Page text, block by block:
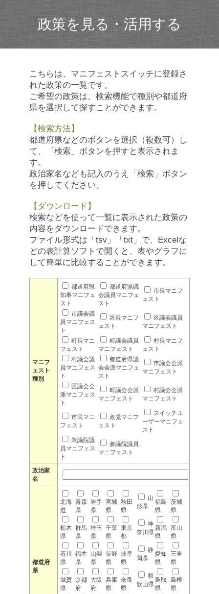
政策を見る・活用する
こちらは、マニフェストスイッチに登録さ
れた政策の一覧です。
ご希望の政策は、検索機能で種別や都道府
県を選択して探すことができます。
【検索方法】
都道府県などのボタンを選択（複数可）し
て、「検索」ボタンを押すと表示されま
す。
政治家名なども記入のうえ「検索」ボタン
を押してください。
【ダウンロード】
検索などを使って一覧に表示された政策の
内容をダウンロードできます。
ファイル形式は「tsv」「txt」で、Excelな
どの表計算ソフトで開くと、表やグラフに
して簡単に比較することができます。
マニフ
ェスト
種別
都道府県
知事マニフェ
スト
都道府県議
会議員マニフェ
スト
市長マニフ
ェスト
市議会議
員マニフェス
ト
区長マニフ
ェスト
区議会議員
マニフェスト
町長マニ
フェスト
町議会議員
マニフェスト
村長マニフ
ェスト
村議会議
員マニフェス
ト
都道府県議
会会派マニフェ
スト
市議会会派
マニフェスト
区議会会
派マニフェス
ト
町議会会派
マニフェスト
村議会会派
マニフェスト
市民マニ
フェスト
政党マニフ
ェスト
スイッチユ
ーザーマニフェ
スト
衆議院議
員マニフェス
ト
参議院議員
マニフェスト
政治家
名
都道府
県
北海
道
青森
県
岩手
県
宮城
県
秋田
県
山
形県
福島
県
茨城
県
栃木
県
群馬
県
埼玉
県
千葉
県
東京
都
神
奈川県
新潟
県
富山
県
石川
県
福井
県
山梨
県
長野
県
岐阜
県
静
岡県
愛知
県
三重
県
滋賀
県
京都
府
大阪
府
兵庫
県
奈良
県
和
歌山県
鳥取
県
島根
県